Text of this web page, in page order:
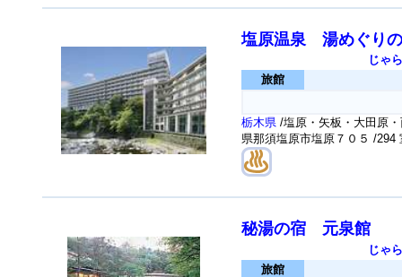
塩原温泉 湯めぐり
じゃ
旅館
栃木県 /塩原・矢板・大田原
県那須塩原市塩原７０５ /294
秘湯の宿 元泉館
じゃ
旅館